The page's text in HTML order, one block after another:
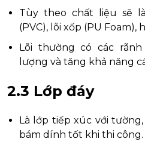
Tùy theo chất liệu sẽ
(PVC), lõi xốp (PU Foam),
Lõi thường có các
lượng và tăng khả năng
2.3 Lớp đáy
Là lớp tiếp xúc với
bám dính tốt khi thi công.